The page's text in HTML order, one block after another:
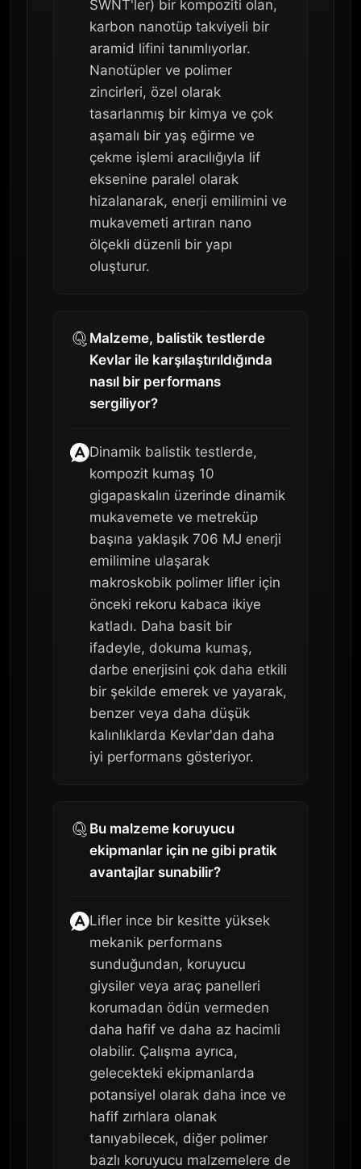
SWNT'ler) bir kompoziti olan,
karbon nanotüp takviyeli bir
aramid lifini tanımlıyorlar.
Nanotüpler ve polimer
zincirleri, özel olarak
tasarlanmış bir kimya ve çok
aşamalı bir yaş eğirme ve
çekme işlemi aracılığıyla lif
eksenine paralel olarak
hizalanarak, enerji emilimini ve
mukavemeti artıran nano
ölçekli düzenli bir yapı
oluşturur.
Malzeme, balistik testlerde
Kevlar ile karşılaştırıldığında
nasıl bir performans
sergiliyor?
Dinamik balistik testlerde,
kompozit kumaş 10
gigapaskalın üzerinde dinamik
mukavemete ve metreküp
başına yaklaşık 706 MJ enerji
emilimine ulaşarak
makroskobik polimer lifler için
önceki rekoru kabaca ikiye
katladı. Daha basit bir
ifadeyle, dokuma kumaş,
darbe enerjisini çok daha etkili
bir şekilde emerek ve yayarak,
benzer veya daha düşük
kalınlıklarda Kevlar'dan daha
iyi performans gösteriyor.
Bu malzeme koruyucu
ekipmanlar için ne gibi pratik
avantajlar sunabilir?
Lifler ince bir kesitte yüksek
mekanik performans
sunduğundan, koruyucu
giysiler veya araç panelleri
korumadan ödün vermeden
daha hafif ve daha az hacimli
olabilir. Çalışma ayrıca,
gelecekteki ekipmanlarda
potansiyel olarak daha ince ve
hafif zırhlara olanak
tanıyabilecek, diğer polimer
bazlı koruyucu malzemelere de